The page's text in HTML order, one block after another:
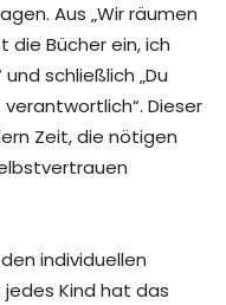
Aus „Wir räumen
die Bücher ein, ich
schließlich „Du
Dieser
Zeit, die nötigen
individuellen
jedes Kind hat das